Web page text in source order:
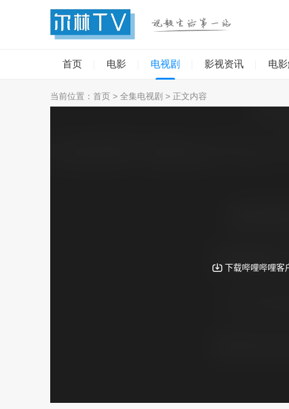
首页 电影 电视剧 影视资讯 电
当前位置： 首页 > 全集电视剧 > 正文内容